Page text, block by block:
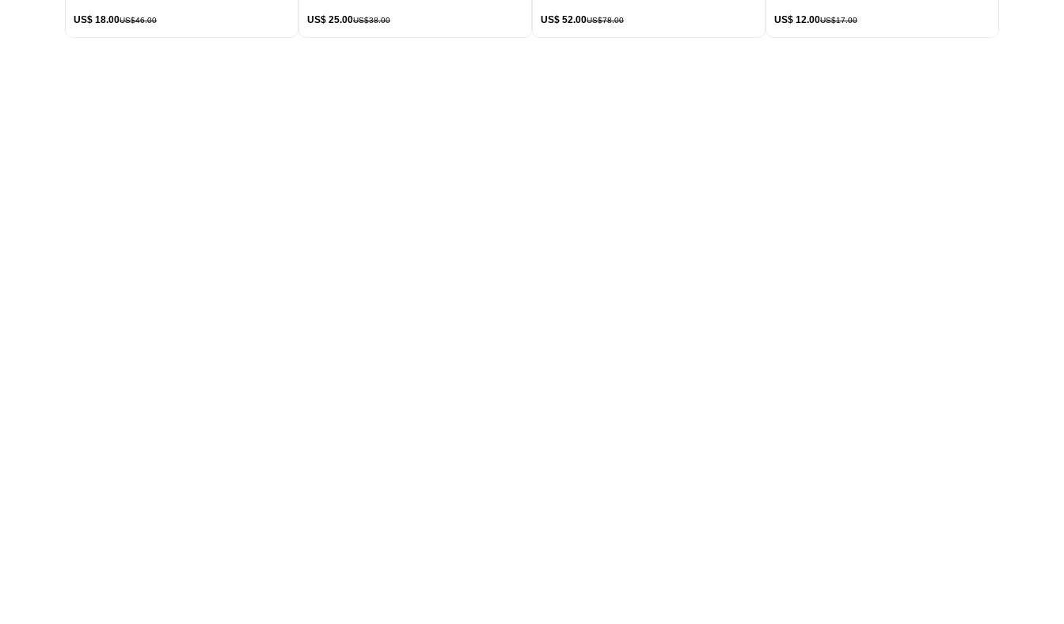
US$46.00
US$ 18.00 US$38.00
US$ 25.00 US$78.00
US$ 52.00 US$17.00
US$ 12.00